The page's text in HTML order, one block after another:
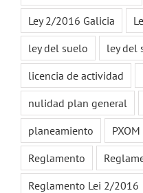
Ley 2/2016 Galicia
ley del suelo
ley del
licencia de actividad
nulidad plan general
planeamiento
Reglamento
Reglamento Lei 2/2016